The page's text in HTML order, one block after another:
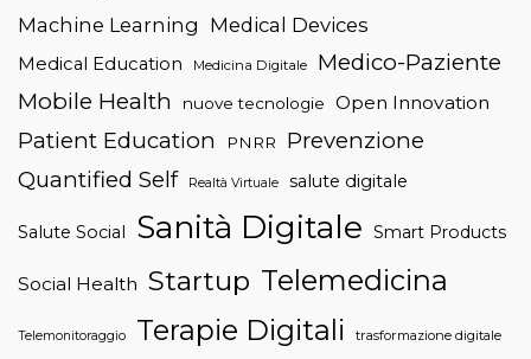
Machine Learning Medical Devices
Medical Education Medicina Digitale
Medico-Paziente
Mobile Health
nuove tecnologie Open Innovation
Patient Education PNRR
Prevenzione
Quantified Self
Realtà Virtuale salute digitale
Salute Social Sanità Digitale Smart Products
Social Health Startup Telemedicina
Telemonitoraggio Terapie Digitali trasformazione digitale